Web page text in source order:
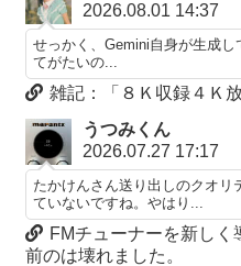
2026.08.01 14:37
せっかく、Gemini自身が生成
てがたいの...
雑記：「８Ｋ収録４Ｋ
うつみくん
2026.07.27 17:17
たかけんさん送り出しのクオリ
ていないですね。やはり...
FMチューナーを新しく
前のは壊れました。